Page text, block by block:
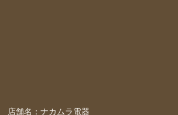
店舗名：ナカムラ電器